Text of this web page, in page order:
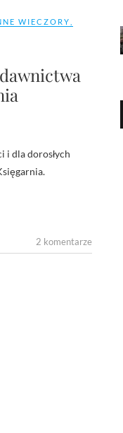
WIECZORY
i dla dorosłych
2 komentarze